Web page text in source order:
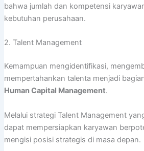
bahwa jumlah dan kompetensi
kebutuhan perusahaan.
2. Talent Management
Kemampuan mengidentifikasi,
mempertahankan talenta menjadi
Human Capital Management.
Melalui strategi Talent Management
dapat mempersiapkan karyawan
mengisi posisi strategis di masa depan.